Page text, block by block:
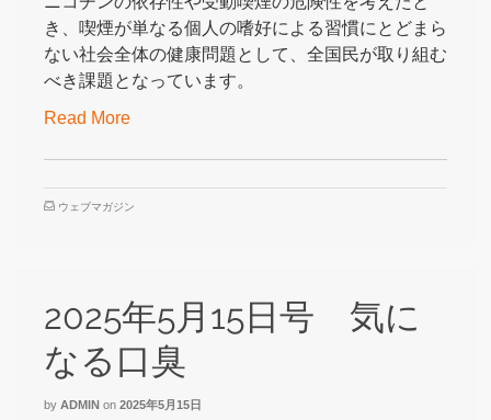
き、喫煙が単なる個人の嗜好による習慣にとどまら
ない社会全体の健康問題として、全国民が取り組む
べき課題となっています。
Read More
ウェブマガジン
2025年5月15日号 気に
なる口臭
by ADMIN on 2025年5月15日